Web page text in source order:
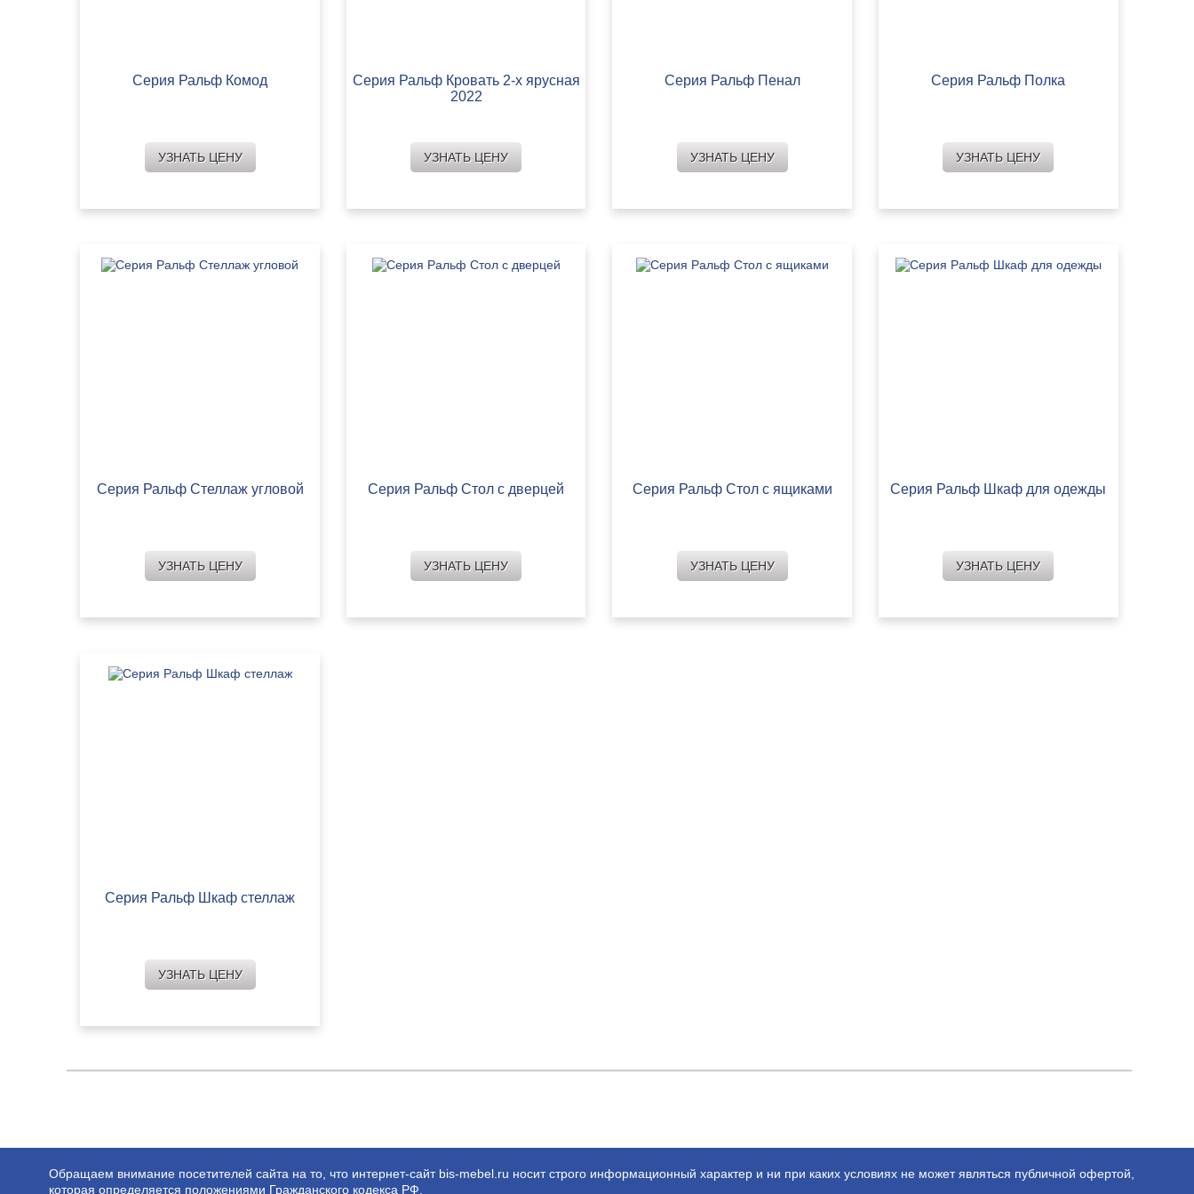
Серия Ральф Комод
УЗНАТЬ ЦЕНУ
Серия Ральф Кровать 2-х ярусная
2022
УЗНАТЬ ЦЕНУ
Серия Ральф Пенал
УЗНАТЬ ЦЕНУ
Серия Ральф Полка
УЗНАТЬ ЦЕНУ
Серия Ральф Стеллаж угловой
УЗНАТЬ ЦЕНУ
Серия Ральф Стол с дверцей
УЗНАТЬ ЦЕНУ
Серия Ральф Стол с ящиками
УЗНАТЬ ЦЕНУ
Серия Ральф Шкаф для одежды
УЗНАТЬ ЦЕНУ
Серия Ральф Шкаф стеллаж
УЗНАТЬ ЦЕНУ
Обращаем внимание посетителей сайта на то, что интернет-сайт bis-mebel.ru носит строго информационный характер и ни при каких условиях не может являться публичной офертой,
которая определяется положениями Гражданского кодекса РФ.